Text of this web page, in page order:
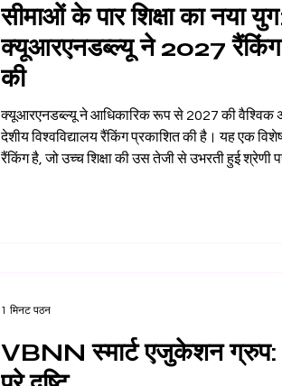
सीमाओं के पार शिक्षा का नया
क्यूआरएनडब्ल्यू ने 2027 रैंकिंग
की
क्यूआरएनडब्ल्यू ने आधिकारिक रूप से 2027 की वैश्विक अंतरराष्ट्रीय-बहु-
देशीय विश्वविद्यालय रैंकिंग प्रकाशित की है। यह एक विशेष अंतरराष्ट्रीय
रैंकिंग है, जो उच्च शिक्षा की उस तेजी से उभरती हुई श्रेणी
VBNN स्मार्ट एजुकेशन ग्रुप:
1 मिनट पठन